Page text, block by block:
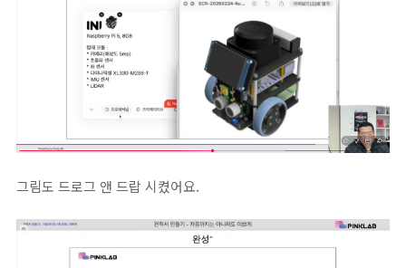
그림도 드로그 앤 드랍 시켰어요.